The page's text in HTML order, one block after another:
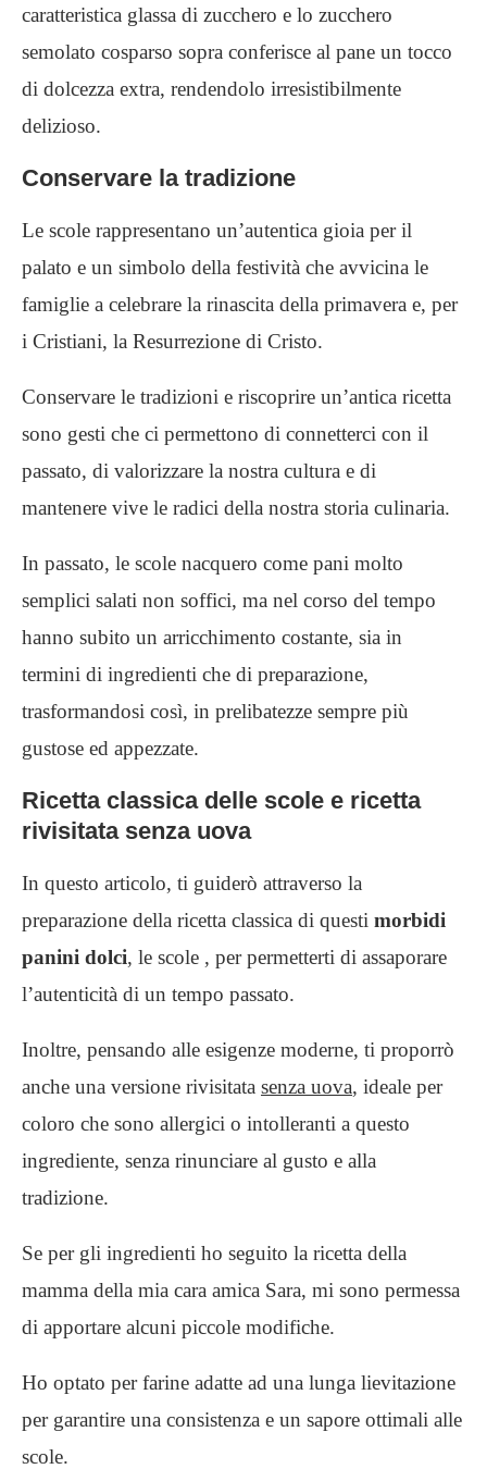
caratteristica glassa di zucchero e lo zucchero
semolato cosparso sopra conferisce al pane un tocco
di dolcezza extra, rendendolo irresistibilmente
delizioso.
Conservare la tradizione
Le scole rappresentano un’autentica gioia per il
palato e un simbolo della festività che avvicina le
famiglie a celebrare la rinascita della primavera e, per
i Cristiani, la Resurrezione di Cristo.
Conservare le tradizioni e riscoprire un’antica ricetta
sono gesti che ci permettono di connetterci con il
passato, di valorizzare la nostra cultura e di
mantenere vive le radici della nostra storia culinaria.
In passato, le scole nacquero come pani molto
semplici salati non soffici, ma nel corso del tempo
hanno subito un arricchimento costante, sia in
termini di ingredienti che di preparazione,
trasformandosi così, in prelibatezze sempre più
gustose ed appezzate.
Ricetta classica delle scole e ricetta
rivisitata senza uova
In questo articolo, ti guiderò attraverso la
preparazione della ricetta classica di questi morbidi
panini dolci, le scole , per permetterti di assaporare
l’autenticità di un tempo passato.
Inoltre, pensando alle esigenze moderne, ti proporrò
anche una versione rivisitata senza uova, ideale per
coloro che sono allergici o intolleranti a questo
ingrediente, senza rinunciare al gusto e alla
tradizione.
Se per gli ingredienti ho seguito la ricetta della
mamma della mia cara amica Sara, mi sono permessa
di apportare alcuni piccole modifiche.
Ho optato per farine adatte ad una lunga lievitazione
per garantire una consistenza e un sapore ottimali alle
scole.